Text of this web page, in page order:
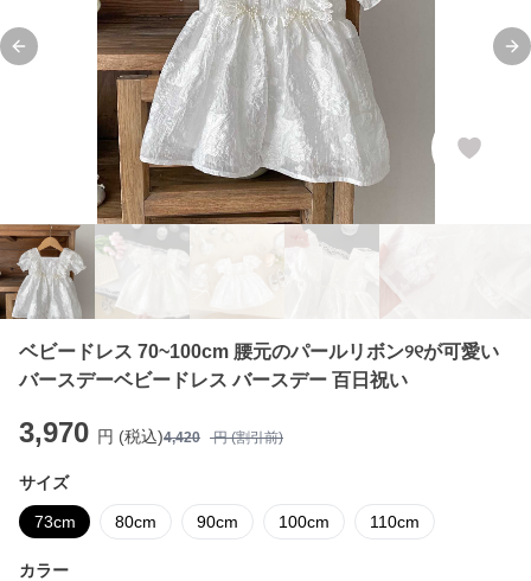
Previous slide
ベビードレス 70~100cm 腰元のパールリボン୨୧が可愛い
バースデーベビードレス バースデー 百日祝い
3,970 円 (税込)4,420 円 (割引前)
サイズ
73cm 80cm 90cm 100cm 110cm
カラー